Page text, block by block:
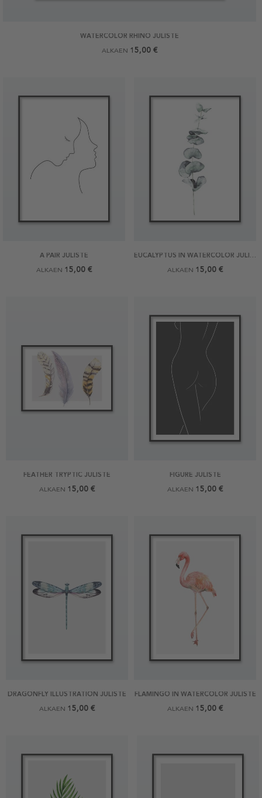
WATERCOLOR RHINO JULISTE
ALKAEN 15,00 €
A PAIR JULISTE
ALKAEN 15,00 €
EUCALYPTUS IN WATERCOLOR JULISTE
ALKAEN 15,00 €
FEATHER TRYPTIC JULISTE
ALKAEN 15,00 €
FIGURE JULISTE
ALKAEN 15,00 €
DRAGONFLY ILLUSTRATION JULISTE
ALKAEN 15,00 €
FLAMINGO IN WATERCOLOR JULISTE
ALKAEN 15,00 €